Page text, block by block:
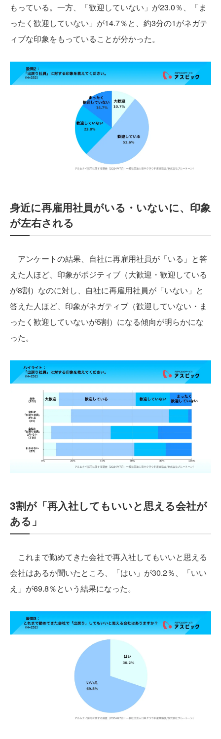
もっている。一方、「歓迎していない」が23.0％、「ま
ったく歓迎していない」が14.7％と、約3分の1がネガテ
ィブな印象をもっていることが分かった。
身近に再雇用社員がいる・いないに、印象
が左右される
アンケートの結果、自社に再雇用社員が「いる」と答
えた人ほど、印象がポジティブ（大歓迎・歓迎している
が8割）なのに対し、自社に再雇用社員が「いない」と
答えた人ほど、印象がネガティブ（歓迎していない・ま
ったく歓迎していないが5割）になる傾向が明らかにな
った。
3割が「再入社してもいいと思える会社が
ある」
これまで勤めてきた会社で再入社してもいいと思える
会社はあるか聞いたところ、「はい」が30.2％、「いい
え」が69.8％という結果になった。